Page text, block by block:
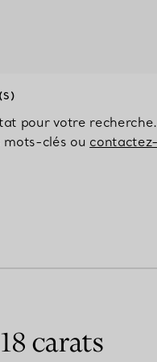
pour votre recherche.
mots-clés ou
carats